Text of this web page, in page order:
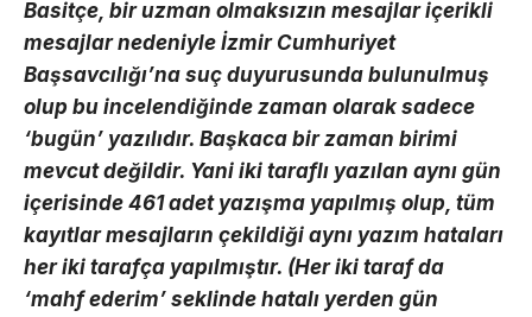
Basitçe, bir uzman olmaksızın mesajlar içerikli
mesajlar nedeniyle İzmir Cumhuriyet
Başsavcılığı’na suç duyurusunda bulunulmuş
olup bu incelendiğinde zaman olarak sadece
‘bugün’ yazılıdır. Başkaca bir zaman birimi
mevcut değildir. Yani iki taraflı yazılan aynı gün
içerisinde 461 adet yazışma yapılmış olup, tüm
kayıtlar mesajların çekildiği aynı yazım hataları
her iki tarafça yapılmıştır. (Her iki taraf da
‘mahf ederim’ seklinde hatalı yerden gün